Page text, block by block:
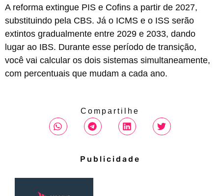
A reforma extingue PIS e Cofins a partir de 2027,
substituindo pela CBS. Já o ICMS e o ISS serão
extintos gradualmente entre 2029 e 2033, dando
lugar ao IBS. Durante esse período de transição,
você vai calcular os dois sistemas simultaneamente,
com percentuais que mudam a cada ano.
Compartilhe
Publicidade